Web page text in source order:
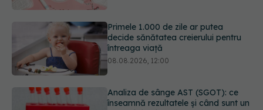
Analiza de sânge AST (SGOT): ce
înseamnă rezultatele și când sunt un